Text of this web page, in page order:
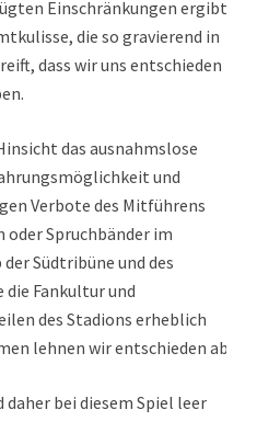
Einschränkungen ergibt
die so gravierend in
dass wir uns entschieden
das ausnahmslose
und
Verbote des Mitführens
oder Spruchbänder im
Südtribüne und des
Fankultur und
des Stadions erheblich
lehnen wir entschieden ab!
daher bei diesem Spiel leer